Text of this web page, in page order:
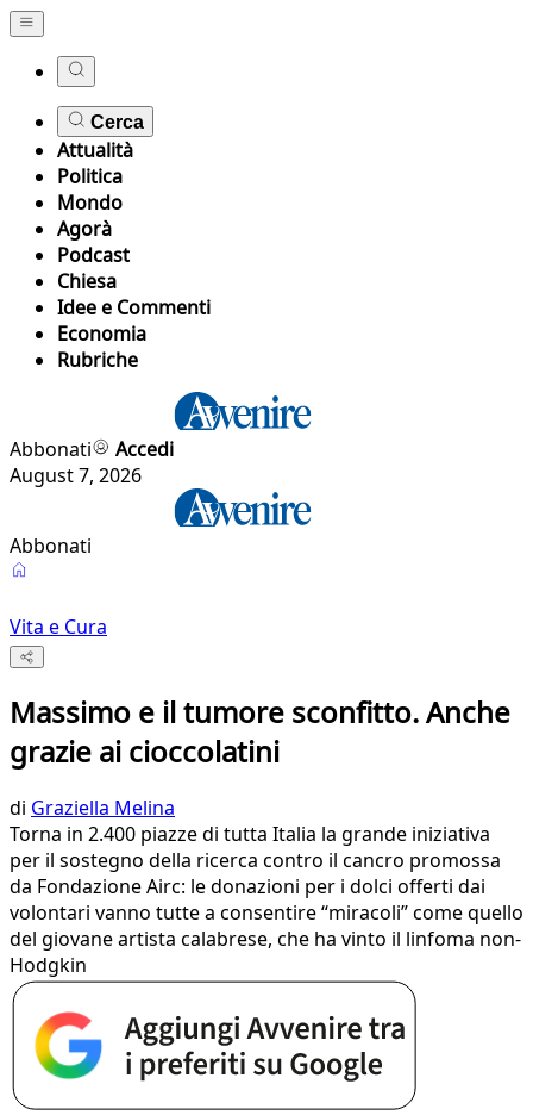
Cerca
Attualità
Politica
Mondo
Agorà
Podcast
Chiesa
Idee e Commenti
Economia
Rubriche
Abbonati
Accedi
August 7, 2026
Abbonati
Vita e Cura
Massimo e il tumore sconfitto. Anche
grazie ai cioccolatini
di Graziella Melina
Torna in 2.400 piazze di tutta Italia la grande iniziativa
per il sostegno della ricerca contro il cancro promossa
da Fondazione Airc: le donazioni per i dolci offerti dai
volontari vanno tutte a consentire “miracoli” come quello
del giovane artista calabrese, che ha vinto il linfoma non-
Hodgkin